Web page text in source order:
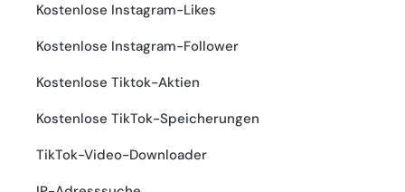
Kostenlose Instagram-Likes
Kostenlose Instagram-Follower
Kostenlose Tiktok-Aktien
Kostenlose TikTok-Speicherungen
TikTok-Video-Downloader